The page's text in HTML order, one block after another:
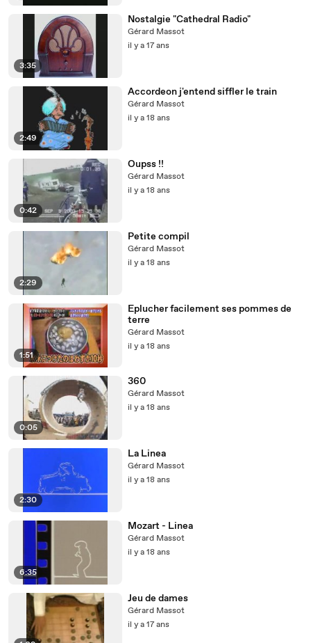
3:35
Nostalgie "Cathedral Radio"
Gérard Massot
il y a 17 ans
2:49
Accordeon j'entend siffler le train
Gérard Massot
il y a 18 ans
0:42
Oupss !!
Gérard Massot
il y a 18 ans
2:29
Petite compil
Gérard Massot
il y a 18 ans
1:51
Eplucher facilement ses pommes de
terre
Gérard Massot
il y a 18 ans
0:05
360
Gérard Massot
il y a 18 ans
2:30
La Linea
Gérard Massot
il y a 18 ans
6:35
Mozart - Linea
Gérard Massot
il y a 18 ans
Jeu de dames
Gérard Massot
il y a 17 ans